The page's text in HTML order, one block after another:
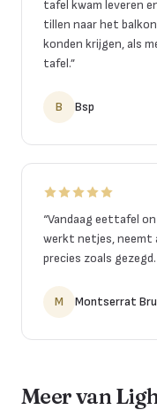
tafel kwam leveren
tillen naar het
konden krijgen, als
tafel.”
B Bsp
“Vandaag eettafel
werkt netjes, neemt
precies zoals
M Montserrat
Meer van